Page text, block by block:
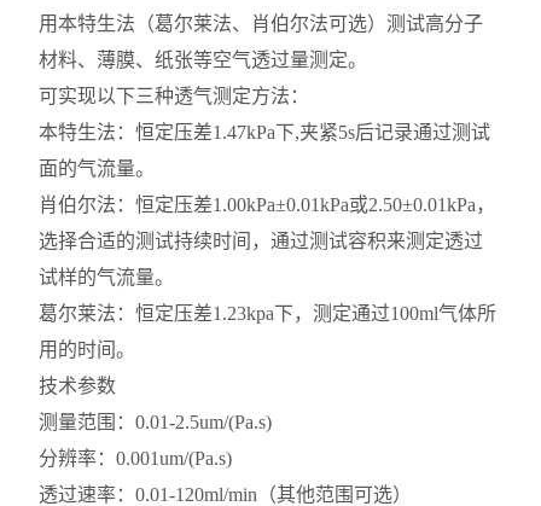
用本特生法（葛尔莱法、肖伯尔法可选）测试高分子
材料、薄膜、纸张等空气透过量测定。
可实现以下三种透气测定方法：
本特生法：恒定压差1.47kPa下,夹紧5s后记录通过测试
面的气流量。
肖伯尔法：恒定压差1.00kPa±0.01kPa或2.50±0.01kPa，
选择合适的测试持续时间，通过测试容积来测定透过
试样的气流量。
葛尔莱法：恒定压差1.23kpa下，测定通过100ml气体所
用的时间。
技术参数
测量范围：0.01-2.5um/(Pa.s)
分辨率：0.001um/(Pa.s)
透过速率：0.01-120ml/min（其他范围可选）